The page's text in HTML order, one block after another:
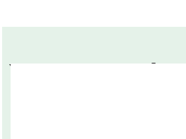
You may also like…